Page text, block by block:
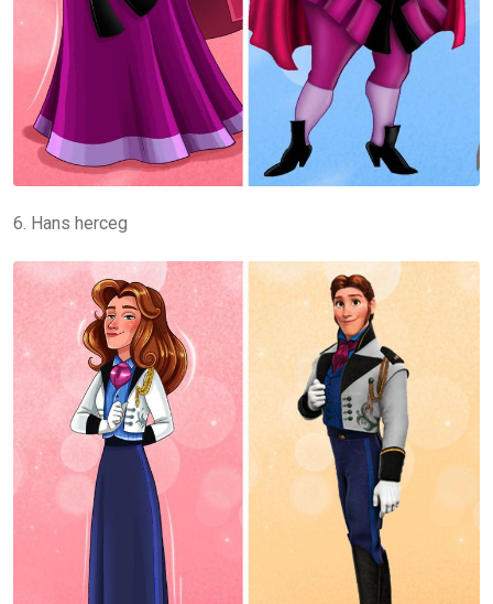
6. Hans herceg